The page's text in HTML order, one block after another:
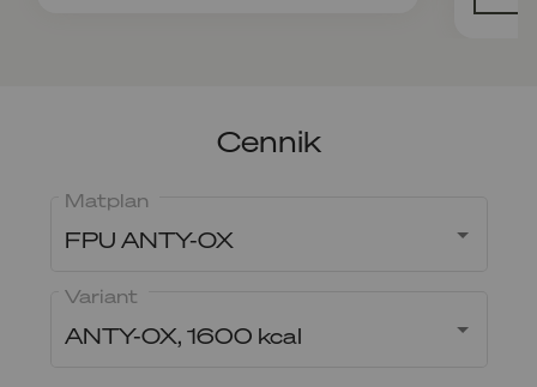
Cennik
FPU ANTY-OX
Matplan
ANTY-OX, 1600 kcal
Variant